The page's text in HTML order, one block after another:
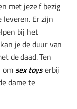
met jezelf bezig
Er zijn
bij het
je de duur van
de daad. Ten
om sex toyserbij
dame te